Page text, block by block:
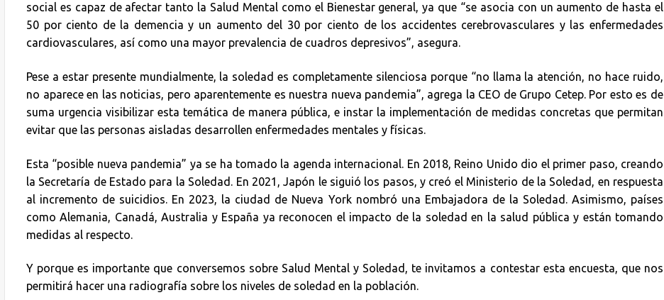
social es capaz de afectar tanto la Salud Mental como el Bienestar general, ya que “se asocia con un aumento de hasta el
50 por ciento de la demencia y un aumento del 30 por ciento de los accidentes cerebrovasculares y las enfermedades
cardiovasculares, así como una mayor prevalencia de cuadros depresivos”, asegura.
Pese a estar presente mundialmente, la soledad es completamente silenciosa porque “no llama la atención, no hace ruido,
no aparece en las noticias, pero aparentemente es nuestra nueva pandemia”, agrega la CEO de Grupo Cetep. Por esto es de
suma urgencia visibilizar esta temática de manera pública, e instar la implementación de medidas concretas que permitan
evitar que las personas aisladas desarrollen enfermedades mentales y físicas.
Esta “posible nueva pandemia” ya se ha tomado la agenda internacional. En 2018, Reino Unido dio el primer paso, creando
la Secretaría de Estado para la Soledad. En 2021, Japón le siguió los pasos, y creó el Ministerio de la Soledad, en respuesta
al incremento de suicidios. En 2023, la ciudad de Nueva York nombró una Embajadora de la Soledad. Asimismo, países
como Alemania, Canadá, Australia y España ya reconocen el impacto de la soledad en la salud pública y están tomando
medidas al respecto.
Y porque es importante que conversemos sobre Salud Mental y Soledad, te invitamos a contestar esta encuesta, que nos
permitirá hacer una radiografía sobre los niveles de soledad en la población.